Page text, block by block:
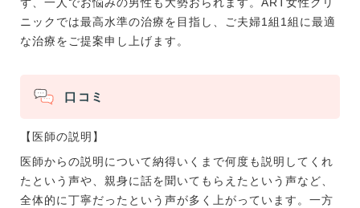
ニックでは最高水準の治療を目指し、ご夫婦1組1組に最適
な治療をご提案申し上げます。
口コミ
【医師の説明】
医師からの説明について納得いくまで何度も説明してくれ
たという声や、親身に話を聞いてもらえたという声など、
全体的に丁寧だったという声が多く上がっています。一方